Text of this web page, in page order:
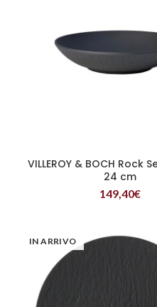
LEGGI TUTTO
VILLEROY & BOCH Rock
24 cm
149,40€
IN ARRIVO